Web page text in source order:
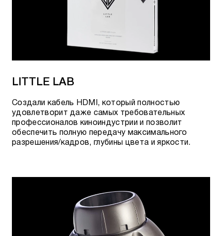
LITTLE LAB
Создали кабель HDMI, который полностью
удовлетворит даже самых требовательных
профессионалов киноиндустрии и позволит
обеспечить полную передачу максимального
разрешения/кадров, глубины цвета и яркости.